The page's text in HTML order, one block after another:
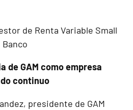
de Renta Variable Small
Banco
de GAM como empresa
continuo
presidente de GAM